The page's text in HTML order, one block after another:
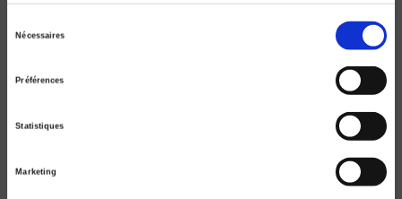
Nécessaires
Préférences
Statistiques
Marketing
Le barrio mexicain de San Diego - Californie